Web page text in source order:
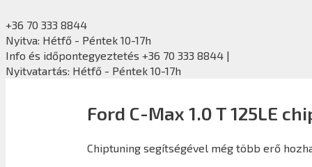
+36 70 333 8844
Nyitva: Hétfő - Péntek 10-17h
Info és időpontegyeztetés +36 70 333 8844 |
Nyitvatartás: Hétfő - Péntek 10-17h
Ford C-Max 1.0 T 125LE
Chiptuning segítségével még több erő